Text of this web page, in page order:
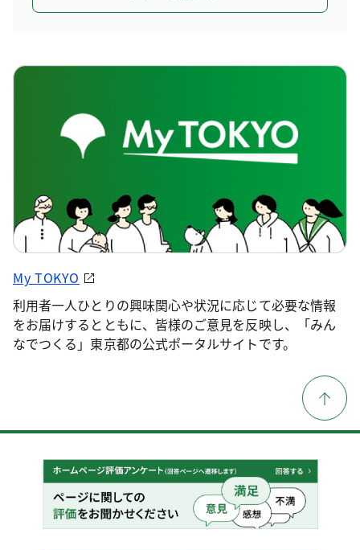
My TOKYO
利用者一人ひとりの興味関心や状況に応じて必要な情報
をお届けするとともに、皆様のご意見を反映し、「みん
なでつくる」東京都の公式ポータルサイトです。